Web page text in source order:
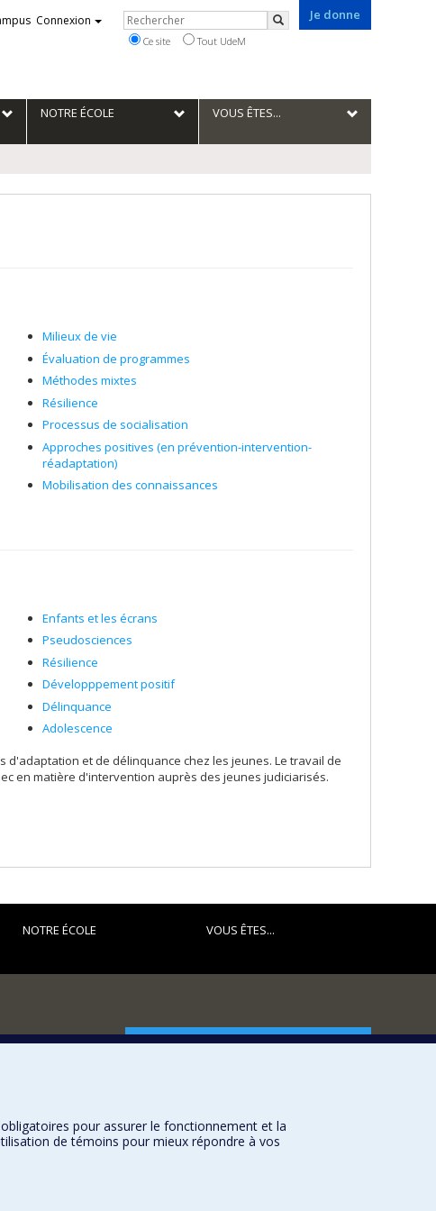
Je donne
Connexion Rechercher
Rechercher
Ce site Tout UdeM
NOTRE ÉCOLE VOUS ÊTES...
Milieux de vie
Évaluation de programmes
Méthodes mixtes
Résilience
Processus de socialisation
Approches positives (en prévention-intervention-
réadaptation)
Mobilisation des connaissances
Enfants et les écrans
Pseudosciences
Résilience
Développpement positif
Délinquance
Adolescence
et de délinquance chez les jeunes. Le travail de
en matière d'intervention auprès des jeunes judiciarisés.
NOTRE ÉCOLE VOUS ÊTES...
FACULTÉ DES ARTS ET DES SCIENCES
Nos programmes et cours
pour assurer le fonctionnement et la
de témoins pour mieux répondre à vos